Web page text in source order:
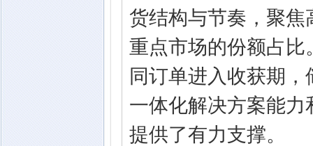
货结构与节奏，聚
重点市场的份额占
同订单进入收获期
一体化解决方案能
提供了有力支撑。